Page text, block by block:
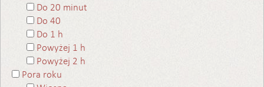
Do 20 minut
Do 40
Do 1 h
Powyżej 1 h
Powyżej 2 h
Pora roku